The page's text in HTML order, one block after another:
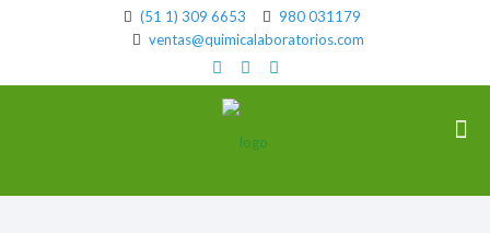
(51 1) 309 6653
980 031179
ventas@quimicalaboratorios.com